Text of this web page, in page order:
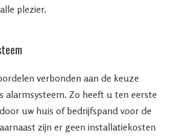
plezier.
verbonden aan de keuze
alarmsysteem. Zo heeft u ten eerste
uw huis of bedrijfspand voor de
zijn er geen installatiekosten